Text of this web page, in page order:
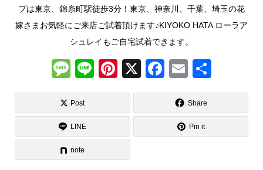
プは東京、錦糸町駅徒歩3分！東京、神奈川、千葉、埼玉の花
嫁さまお気軽にご来店ご試着頂けます♪KIYOKO HATA ローラア
シュレイもご自宅試着できます。
M
e
ss
a
g
e
Li
n
Pi
nt
st
X
F
a
c
e
b
E
m
ail
有
Post Share
LINE Pin it
note